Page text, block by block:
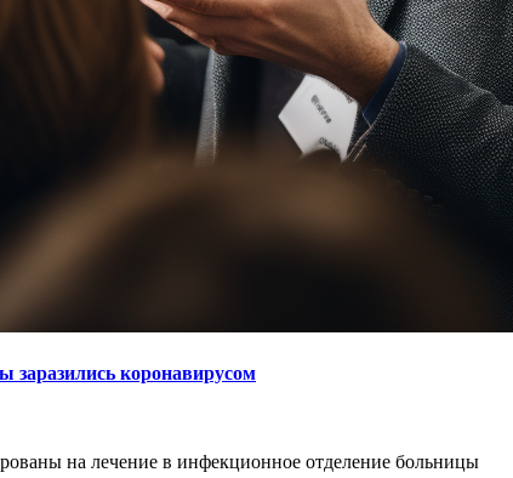
заразились коронавирусом
на лечение в инфекционное отделение больницы